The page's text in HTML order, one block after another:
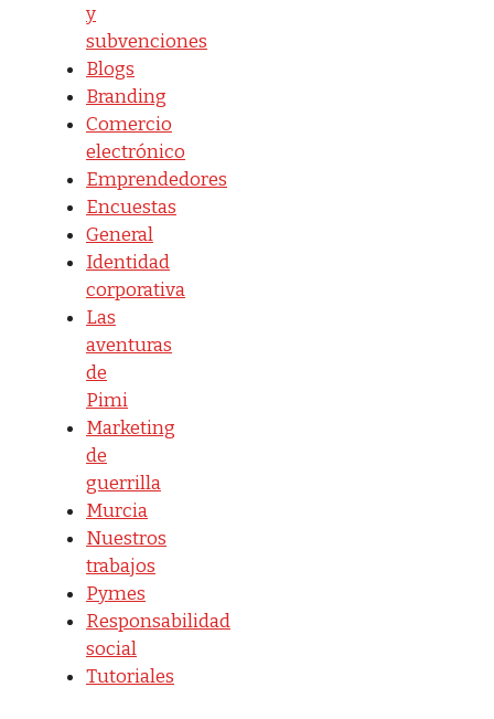
y
subvenciones
Blogs
Branding
Comercio
electrónico
Emprendedores
Encuestas
General
Identidad
corporativa
Las
aventuras
de
Pimi
Marketing
de
guerrilla
Murcia
Nuestros
trabajos
Pymes
Responsabilidad
social
Tutoriales